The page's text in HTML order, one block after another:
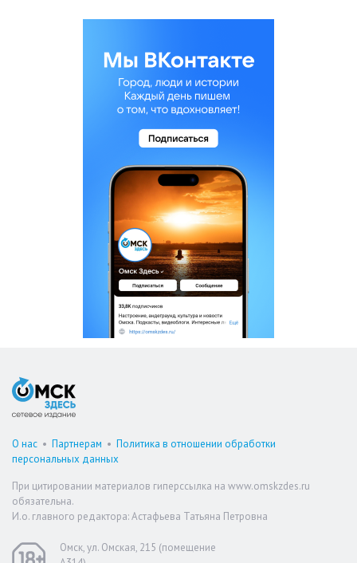
О нас • Партнерам • Политика в отношении обработки
персональных данных
При цитировании материалов гиперссылка на www.omskzdes.ru
обязательна.
И.о. главного редактора: Астафьева Татьяна Петровна
Омск, ул. Омская, 215 (помещение